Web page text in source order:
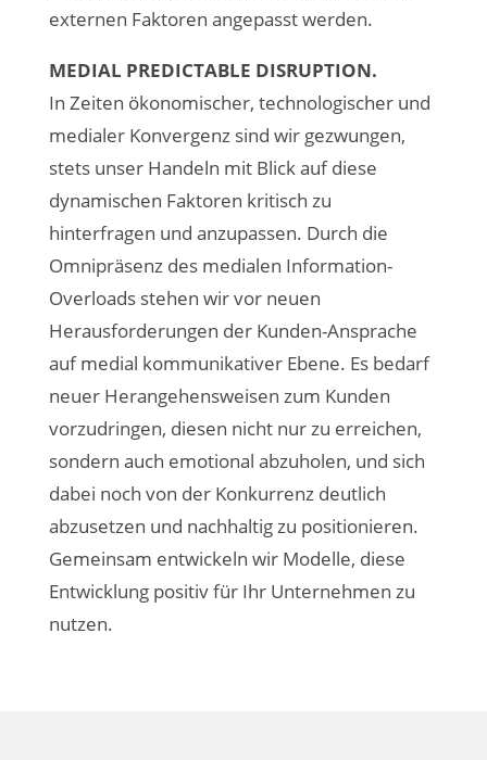
externen Faktoren angepasst werden.
MEDIAL PREDICTABLE DISRUPTION.
In Zeiten ökonomischer, technologischer und
medialer Konvergenz sind wir gezwungen,
stets unser Handeln mit Blick auf diese
dynamischen Faktoren kritisch zu
hinterfragen und anzupassen. Durch die
Omnipräsenz des medialen Information-
Overloads stehen wir vor neuen
Herausforderungen der Kunden-Ansprache
auf medial kommunikativer Ebene. Es bedarf
neuer Herangehensweisen zum Kunden
vorzudringen, diesen nicht nur zu erreichen,
sondern auch emotional abzuholen, und sich
dabei noch von der Konkurrenz deutlich
abzusetzen und nachhaltig zu positionieren.
Gemeinsam entwickeln wir Modelle, diese
Entwicklung positiv für Ihr Unternehmen zu
nutzen.